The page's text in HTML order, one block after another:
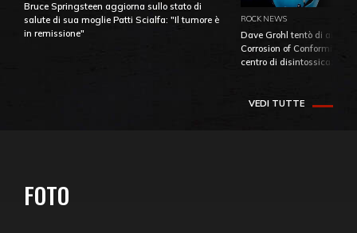
Bruce Springsteen aggiorna sullo stato di
salute di sua moglie Patti Scialfa: "Il tumore è
in remissione"
ROCK NEWS
Dave Grohl tentò di
Corrosion of Conformity
centro di
VEDI TUTTE
FOTO